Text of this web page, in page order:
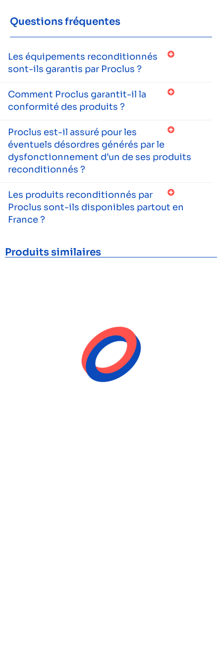
Questions fréquentes
Les équipements reconditionnés
sont-ils garantis par Proclus ?
Comment Proclus garantit-il la
conformité des produits ?
Proclus est-il assuré pour les
éventuels désordres générés par le
dysfonctionnement d’un de ses produits
reconditionnés ?
Les produits reconditionnés par
Proclus sont-ils disponibles partout en
France ?
Produits similaires